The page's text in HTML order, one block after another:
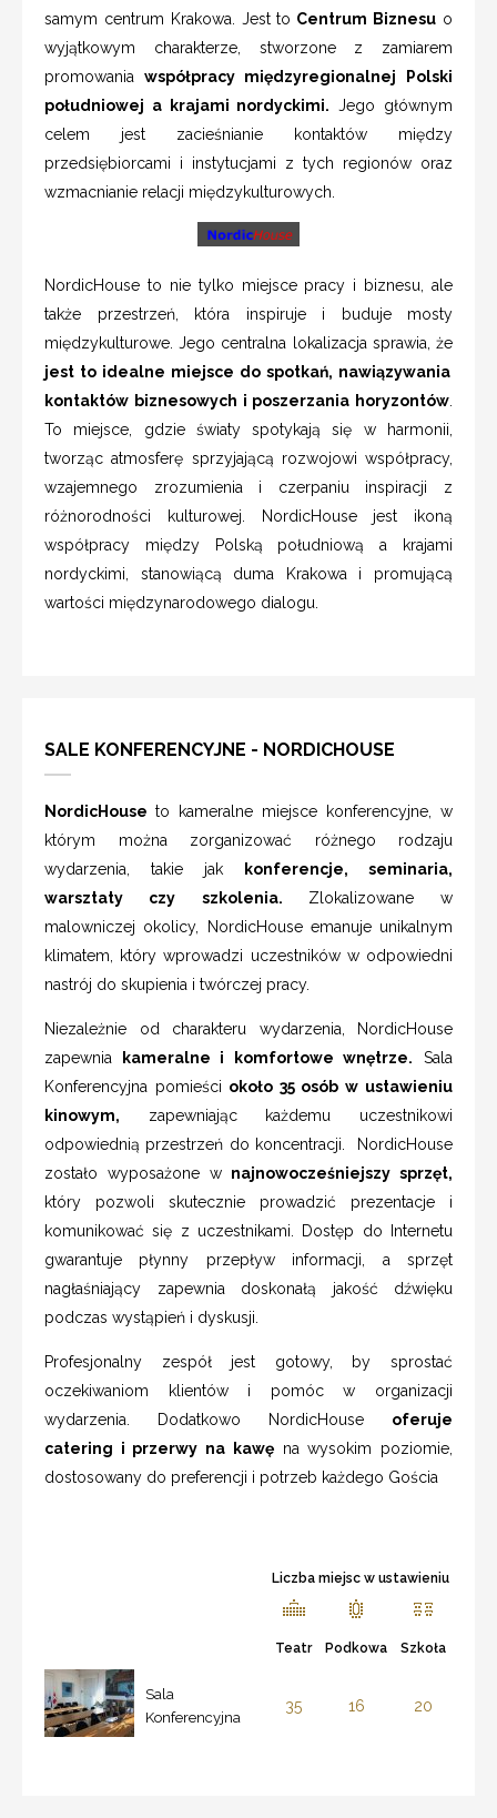
samym centrum Krakowa. Jest to Centrum Biznesu o
wyjątkowym charakterze, stworzone z zamiarem
promowania współpracy międzyregionalnej Polski
południowej a krajami nordyckimi. Jego głównym
celem jest zacieśnianie kontaktów między
przedsiębiorcami i instytucjami z tych regionów oraz
wzmacnianie relacji międzykulturowych.
NordicHouse to nie tylko miejsce pracy i biznesu, ale
także przestrzeń, która inspiruje i buduje mosty
międzykulturowe. Jego centralna lokalizacja sprawia, że
jest to idealne miejsce do spotkań, nawiązywania
kontaktów biznesowych i poszerzania horyzontów
To miejsce, gdzie światy spotykają się w harmonii,
tworząc atmosferę sprzyjającą rozwojowi współpracy,
wzajemnego zrozumienia i czerpaniu inspiracji z
różnorodności kulturowej. NordicHouse jest ikoną
współpracy między Polską południową a krajami
nordyckimi, stanowiącą duma Krakowa i promującą
wartości międzynarodowego dialogu.
SALE KONFERENCYJNE - NORDICHOUSE
NordicHouse to kameralne miejsce konferencyjne, w
którym można zorganizować różnego rodzaju
wydarzenia, takie jak
konferencje, seminaria,
warsztaty czy szkolenia. Zlokalizowane w
malowniczej okolicy, NordicHouse emanuje unikalnym
klimatem, który wprowadzi uczestników w odpowiedni
nastrój do skupienia i twórczej pracy.
Niezależnie od charakteru wydarzenia, NordicHouse
zapewnia kameralne i komfortowe wnętrze. Sala
Konferencyjna pomieści około 35 osób w ustawieniu
kinowym, zapewniając każdemu uczestnikowi
odpowiednią przestrzeń do koncentracji. NordicHouse
zostało wyposażone w najnowocześniejszy sprzęt,
który pozwoli skutecznie prowadzić prezentacje i
komunikować się z uczestnikami. Dostęp do Internetu
gwarantuje płynny przepływ informacji, a sprzęt
nagłaśniający zapewnia doskonałą jakość dźwięku
podczas wystąpień i dyskusji.
Profesjonalny zespół jest gotowy, by sprostać
oczekiwaniom klientów i pomóc w organizacji
wydarzenia. Dodatkowo NordicHouse oferuje
catering i przerwy na kawęna wysokim poziomie,
dostosowany do preferencji i potrzeb każdego Gościa
Liczba miejsc w ustawieniu
Teatr Podkowa Szkoła
Sala
Konferencyjna
35 16 20